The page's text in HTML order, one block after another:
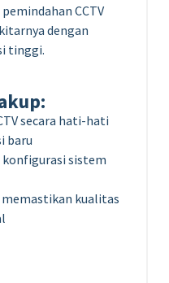
CCTV
dengan
tinggi.
secara hati-hati
baru
konfigurasi sistem
kualitas